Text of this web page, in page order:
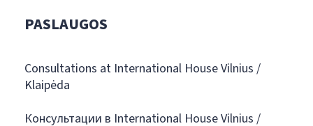
PASLAUGOS
Consultations at International House Vilnius /
Klaipėda
Консультации в International House Vilnius /